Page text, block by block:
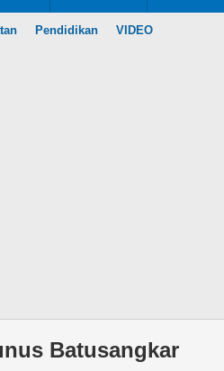
Pendidikan VIDEO
Batusangkar